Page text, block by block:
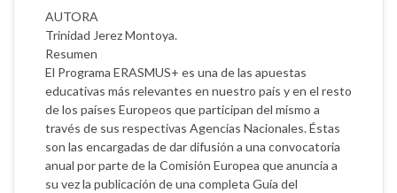
AUTORA
Trinidad Jerez Montoya.
Resumen
El Programa ERASMUS+ es una de las apuestas
educativas más relevantes en nuestro país y en el resto
de los países Europeos que participan del mismo a
través de sus respectivas Agencias Nacionales. Éstas
son las encargadas de dar difusión a una convocatoria
anual por parte de la Comisión Europea que anuncia a
su vez la publicación de una completa Guía del